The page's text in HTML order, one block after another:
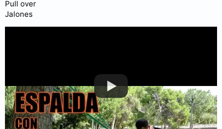
Pull over
Jalones